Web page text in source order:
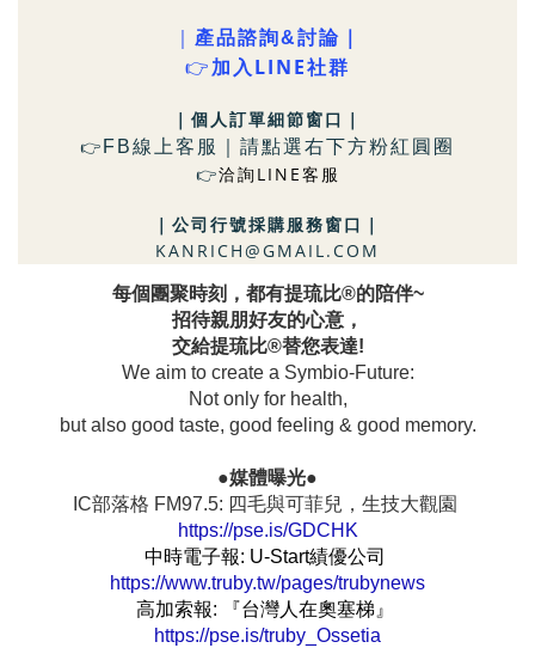
產品諮詢&討論｜
👉 加入 LINE社群
｜個人訂單細節窗口
👉 FB線上客服｜請點選右下方粉紅圓圈
👉洽詢LINE客服
公司行號採購服務窗口
KANRICH@GMAIL.COM
每個團聚時刻，都有提琉比®的陪伴~
招待親朋好友的心意，
交給提琉比®替您表達!
We aim to create a Symbio-Future:
Not only for health,
but also good taste, good feeling & good memory.
●媒體曝光●
IC部落格 FM97.5: 四毛與可菲兒，生技大觀園
https://pse.is/GDCHK
中時電子報: U-Start績優公司
https://www.truby.tw/pages/trubynews
高加索報: 『台灣人在奧塞梯』
https://pse.is/truby_Ossetia